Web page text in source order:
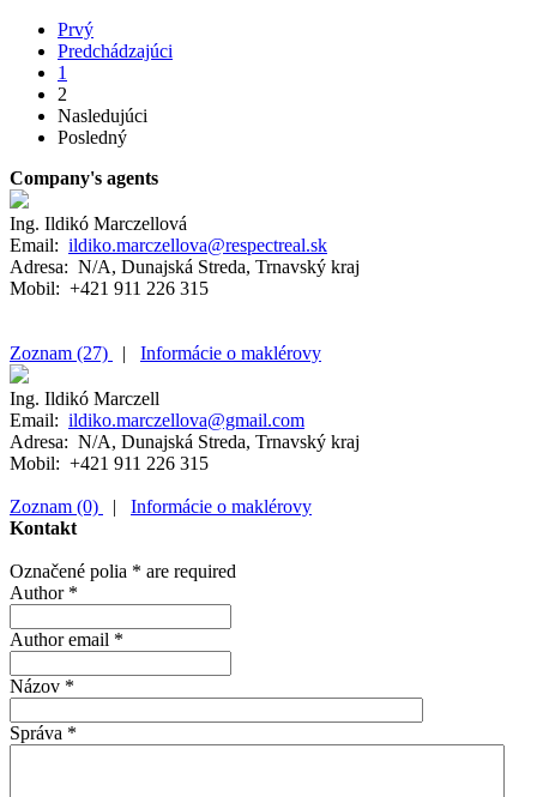
Prvý
Predchádzajúci
1
2
Nasledujúci
Posledný
Company's agents
Ing. Ildikó Marczellová
Email: ildiko.marczellova@respectreal.sk
Adresa: N/A, Dunajská Streda, Trnavský kraj
Mobil: +421 911 226 315
Zoznam (27) | Informácie o maklérovy
Ing. Ildikó Marczell
Email: ildiko.marczellova@gmail.com
Adresa: N/A, Dunajská Streda, Trnavský kraj
Mobil: +421 911 226 315
Zoznam (0) | Informácie o maklérovy
Kontakt
Označené polia * are required
Author *
Author email *
Názov *
Správa *